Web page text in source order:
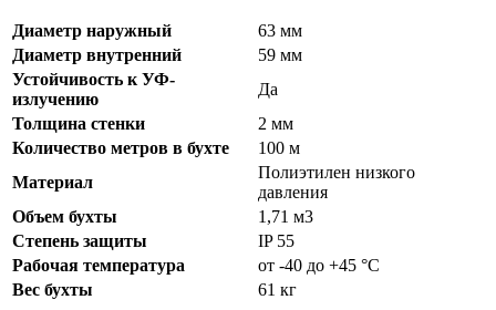
Диаметр наружный
63 мм
Диаметр внутренний
59 мм
Устойчивость к УФ-
излучению
Да
Толщина стенки
2 мм
Количество метров в бухте
100 м
Материал
Полиэтилен низкого
давления
Объем бухты
1,71 м3
Степень защиты
IP 55
Рабочая температура
от -40 до +45 °С
Вес бухты
61 кг